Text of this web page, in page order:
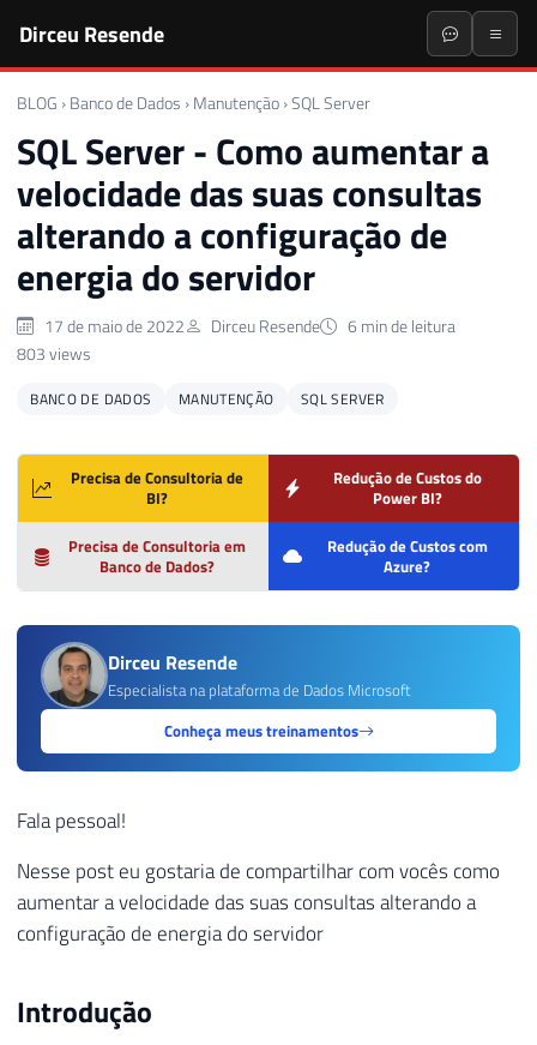
Dirceu Resende
BLOG › Banco de Dados › Manutenção ›SQL Server
SQL Server - Como aumentar a
velocidade das suas consultas
alterando a configuração de
energia do servidor
17 de maio de 2022 Dirceu Resende
6 min de leitura
803 views
BANCO DE DADOS MANUTENÇÃO SQL SERVER
Precisa de Consultoria de
BI?
Redução de Custos do
Power BI?
Precisa de Consultoria em
Banco de Dados?
Redução de Custos com
Azure?
Dirceu Resende
Especialista na plataforma de Dados Microsoft
Conheça meus treinamentos
Fala pessoal!
Nesse post eu gostaria de compartilhar com vocês como
aumentar a velocidade das suas consultas alterando a
configuração de energia do servidor
Introdução